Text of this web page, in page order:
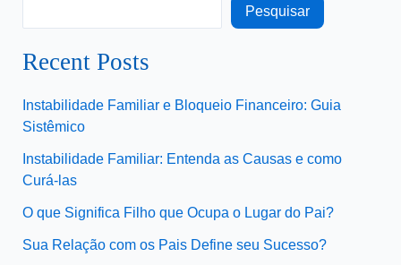
Pesquisar
Recent Posts
Instabilidade Familiar e Bloqueio Financeiro: Guia
Sistêmico
Instabilidade Familiar: Entenda as Causas e como
Curá-las
O que Significa Filho que Ocupa o Lugar do Pai?
Sua Relação com os Pais Define seu Sucesso?